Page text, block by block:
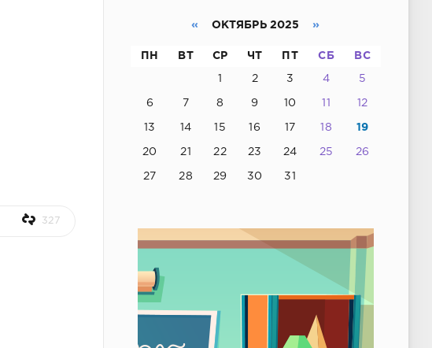
327
« ОКТЯБРЬ 2025 »
ПН ВТ СР ЧТ ПТ СБ ВС
1 2 3 4 5
6 7 8 9 10 11 12
13 14 15 16 17 18 19
20 21 22 23 24 25 26
27 28 29 30 31